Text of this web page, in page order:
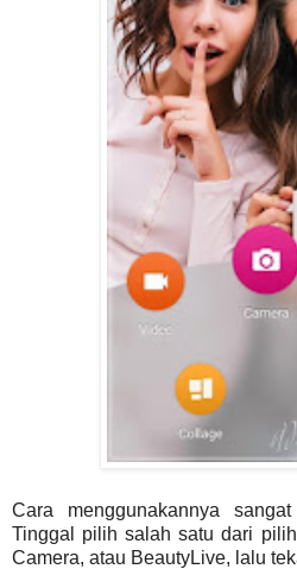
Cara menggunakannya
Tinggal pilih salah satu dari
Camera, atau BeautyLive, lalu